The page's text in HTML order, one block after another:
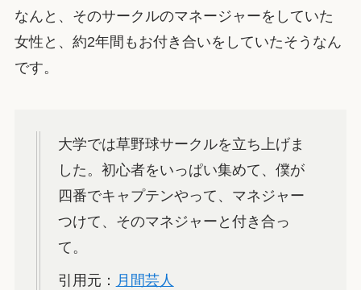
なんと、そのサークルのマネージャーをしていた
女性と、約2年間もお付き合いをしていたそうなん
です。
大学では草野球サークルを立ち上げま
した。初心者をいっぱい集めて、僕が
四番でキャプテンやって、マネジャー
つけて、そのマネジャーと付き合っ
て。
引用元： 月間芸人